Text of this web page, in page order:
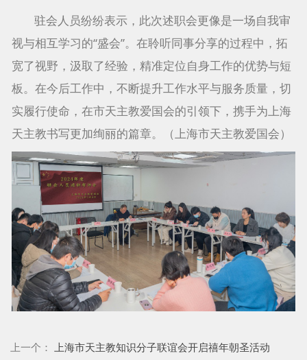
驻会人员纷纷表示，此次述职会更像是一场自我审
视与相互学习的“盛会”。在聆听同事分享的过程中，拓
宽了视野，汲取了经验，精准定位自身工作的优势与短
板。在今后工作中，不断提升工作水平与服务质量，切
实履行使命，在市天主教爱国会的引领下，携手为上海
天主教书写更加绚丽的篇章。（上海市天主教爱国会）
上一个：上海市天主教知识分子联谊会开启禧年朝圣活动